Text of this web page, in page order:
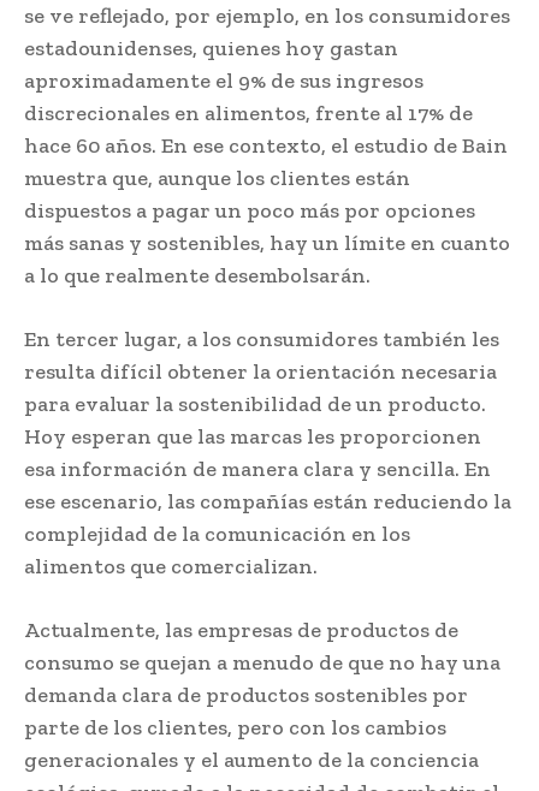
se ve reflejado, por ejemplo, en los consumidores
estadounidenses, quienes hoy gastan
aproximadamente el 9% de sus ingresos
discrecionales en alimentos, frente al 17% de
hace 60 años. En ese contexto, el estudio de Bain
muestra que, aunque los clientes están
dispuestos a pagar un poco más por opciones
más sanas y sostenibles, hay un límite en cuanto
a lo que realmente desembolsarán.
En tercer lugar, a los consumidores también les
resulta difícil obtener la orientación necesaria
para evaluar la sostenibilidad de un producto.
Hoy esperan que las marcas les proporcionen
esa información de manera clara y sencilla. En
ese escenario, las compañías están reduciendo la
complejidad de la comunicación en los
alimentos que comercializan.
Actualmente, las empresas de productos de
consumo se quejan a menudo de que no hay una
demanda clara de productos sostenibles por
parte de los clientes, pero con los cambios
generacionales y el aumento de la conciencia